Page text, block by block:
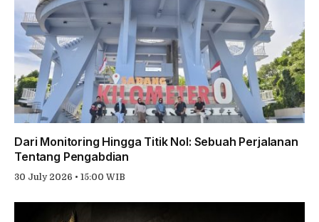
Dari Monitoring Hingga Titik Nol: Sebuah Perjalanan
Tentang Pengabdian
30 July 2026 • 15:00 WIB